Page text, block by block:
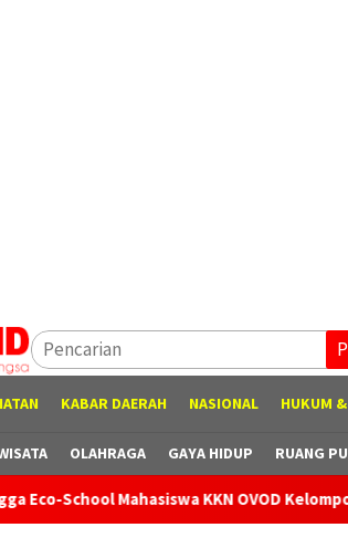
KABAR DAERAH NASIONAL HUKUM
OLAHRAGA GAYA HIDUP RUANG
KKN OVOD Kelompok 05 Hari